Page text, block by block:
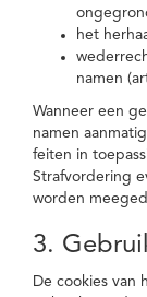
het
namen
Wanneer een
namen
feiten in
Strafvordering
worden
3.
De cookies